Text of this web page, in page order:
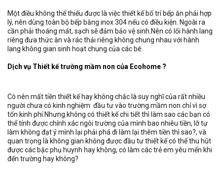
Một điều không thể thiếu được là việc thiết kế bố trí bếp ăn phải hợp
lý, nên dùng toàn bộ bếp bằng inox 304 nếu có điều kiện. Ngoài ra
cần phải thoáng mát, sạch sẽ đảm bảo vệ sinh.Nên có lối hành lang
riêng đưa thức ăn và rác thải riêng không chung nhau với hành
lang không gian sinh hoạt chung của các bé.
Dịch vụ Thiết kế trường mầm non của Ecohome ?
Có nên mất tiền thiết kế hay không chắc là suy nghĩ của rất nhiều
người chưa có kinh nghiệm đầu tư vào trường mầm non chỉ vì sợ
tốn kinh phí.Nhưng không có thiết kế chi tiết thì làm sao các bạn có
thể tính được chính xác ngôi trường của mình bao nhiêu tiền, lỡ tự
làm không đạt ý mình lại phải phá đi làm lại thêm tiền thì sao?, và
quan trọng là không gian không được đầu tư thiết kế có thể thu hút
được các bậc phụ huynh hay không, có làm các trẻ em yêu mến khi
đến trường hay không?